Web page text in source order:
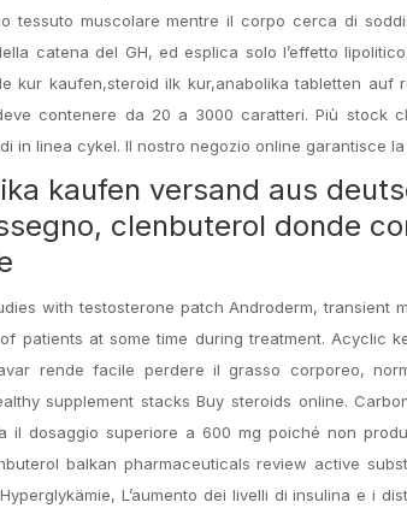
tessuto muscolare mentre il corpo cerca di
catena del GH, ed esplica solo l’effetto
kur kaufen,steroid ilk kur,anabolika tabletten
contenere da 20 a 3000 caratteri. Più stock
in linea cykel. Il nostro negozio online garantisce
kaufen versand aus
clenbuterol donde
with testosterone patch Androderm, transient
patients at some time during treatment. Acyclic
rende facile perdere il grasso corporeo,
supplement stacks Buy steroids online.
il dosaggio superiore a 600 mg poiché non
balkan pharmaceuticals review active
L’aumento dei livelli di insulina e i